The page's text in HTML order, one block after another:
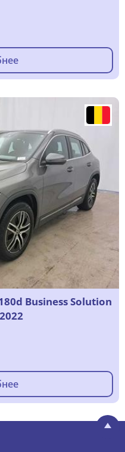
Business Solution